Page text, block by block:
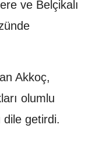
ve Belçikalı
Akkoç,
olumlu
dile getirdi.